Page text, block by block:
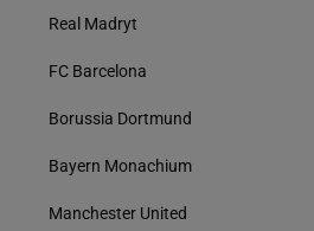
Real Madryt
FC Barcelona
Borussia Dortmund
Bayern Monachium
Manchester United